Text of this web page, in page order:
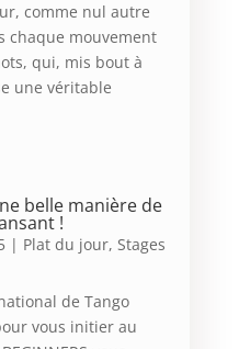
comme nul autre
chaque mouvement
qui, mis bout à
une véritable
belle manière de
!
| Plat du jour, Stages
de Tango
vous initier au